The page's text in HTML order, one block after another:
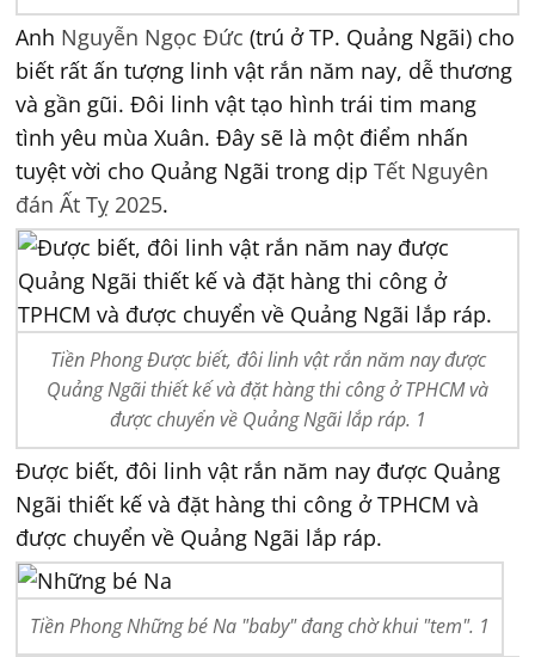
Anh Nguyễn Ngọc Đức (trú ở TP. Quảng Ngãi) cho
biết rất ấn tượng linh vật rắn năm nay, dễ thương
và gần gũi. Đôi linh vật tạo hình trái tim mang
tình yêu mùa Xuân. Đây sẽ là một điểm nhấn
tuyệt vời cho Quảng Ngãi trong dịp Tết Nguyên
đán Ất Tỵ 2025.
Tiền Phong Được biết, đôi linh vật rắn năm nay được
Quảng Ngãi thiết kế và đặt hàng thi công ở TPHCM và
được chuyển về Quảng Ngãi lắp ráp. 1
Được biết, đôi linh vật rắn năm nay được Quảng
Ngãi thiết kế và đặt hàng thi công ở TPHCM và
được chuyển về Quảng Ngãi lắp ráp.
Tiền Phong Những bé Na "baby" đang chờ khui "tem". 1